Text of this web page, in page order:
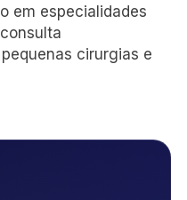
em especialidades
cirurgias e